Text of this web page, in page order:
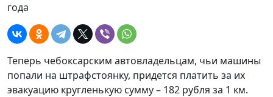
года
Теперь чебоксарским автовладельцам, чьи машины
попали на штрафстоянку, придется платить за их
эвакуацию кругленькую сумму – 182 рубля за 1 км.